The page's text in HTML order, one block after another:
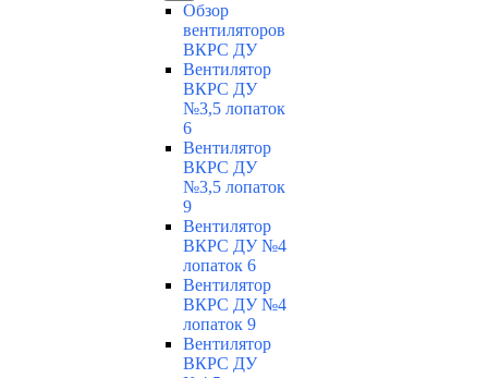
Обзор
вентиляторов
ВКРС ДУ
Вентилятор
ВКРС ДУ
№3,5 лопаток
6
Вентилятор
ВКРС ДУ
№3,5 лопаток
9
Вентилятор
ВКРС ДУ №4
лопаток 6
Вентилятор
ВКРС ДУ №4
лопаток 9
Вентилятор
ВКРС ДУ